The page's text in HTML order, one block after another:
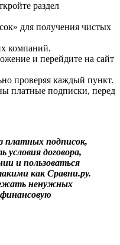
раздел
для получения чистых
компаний.
и перейдите на сайт
проверяя каждый пункт.
платные подписки, перед
платных подписок,
договора,
и пользоваться
как Сравни.ру.
ненужных